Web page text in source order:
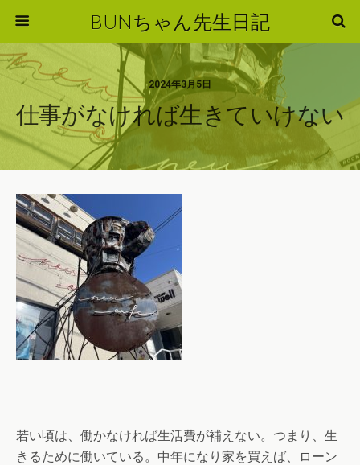
BUNちゃん先生日記
2024年3月5日
仕事がなければ生きていけない
若い頃は、働かなければ生活費が補えない。つまり、生
きるために働いている。中年になり家を買えば、ローン